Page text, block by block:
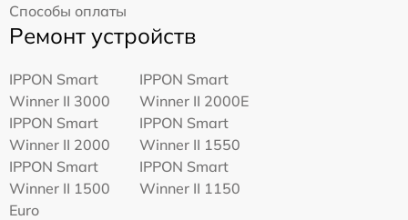
Способы оплаты
Ремонт устройств
IPPON Smart
Winner II 3000
IPPON Smart
Winner II 2000E
IPPON Smart
Winner II 2000
IPPON Smart
Winner II 1550
IPPON Smart
Winner II 1500
Euro
IPPON Smart
Winner II 1150